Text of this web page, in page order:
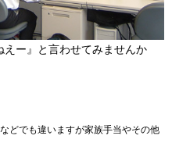
えー』と言わせてみませんか
どでも違いますが家族手当やその他